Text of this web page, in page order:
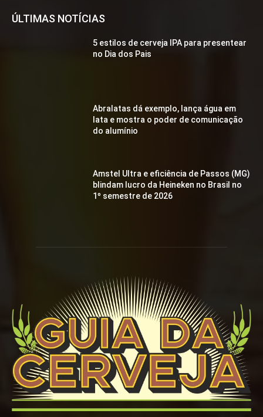
ÚLTIMAS NOTÍCIAS
5 estilos de cerveja IPA para presentear
no Dia dos Pais
Abralatas dá exemplo, lança água em
lata e mostra o poder de comunicação
do alumínio
Amstel Ultra e eficiência de Passos (MG)
blindam lucro da Heineken no Brasil no
1º semestre de 2026